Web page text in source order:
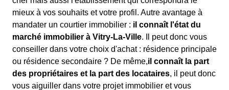
mieux à vos souhaits et votre profil. Autre avantage à
mandater un courtier immobilier : il connaît l'état du
marché immobilier à Vitry-La-Ville. Il peut donc vous
conseiller dans votre choix d'achat : résidence principale
ou résidence secondaire ? De même,il connaît la part
des propriétaires et la part des locataires, il peut donc
vous aiguiller dans votre projet immobilier et vous